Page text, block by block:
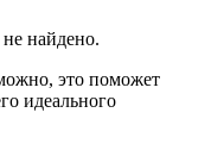
найдено.
это поможет
идеального